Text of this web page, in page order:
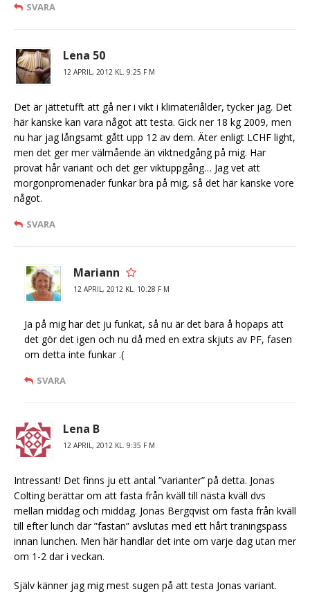
SVARA
Lena 50
12 APRIL, 2012 KL. 9:25 F M
Det är jättetufft att gå ner i vikt i klimateriålder, tycker jag. Det
här kanske kan vara något att testa. Gick ner 18 kg 2009, men
nu har jag långsamt gått upp 12 av dem. Äter enligt LCHF light,
men det ger mer välmående än viktnedgång på mig. Har
provat hår variant och det ger viktuppgång… Jag vet att
morgonpromenader funkar bra på mig, så det här kanske vore
något.
SVARA
Mariann
12 APRIL, 2012 KL. 10:28 F M
Ja på mig har det ju funkat, så nu är det bara å hopaps att
det gör det igen och nu då med en extra skjuts av PF, fasen
om detta inte funkar .(
SVARA
Lena B
12 APRIL, 2012 KL. 9:35 F M
Intressant! Det finns ju ett antal ”varianter” på detta. Jonas
Colting berättar om att fasta från kväll till nästa kväll dvs
mellan middag och middag. Jonas Bergqvist om fasta från kväll
till efter lunch där ”fastan” avslutas med ett hårt träningspass
innan lunchen. Men här handlar det inte om varje dag utan mer
om 1-2 dar i veckan.
Själv känner jag mig mest sugen på att testa Jonas variant.